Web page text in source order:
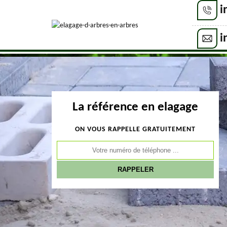
La référence en elagage
ON VOUS RAPPELLE GRATUITEMENT